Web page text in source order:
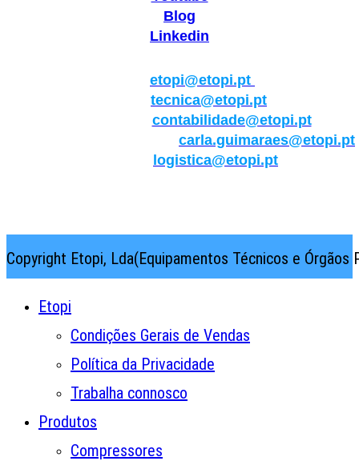
Blog
Linkedin
etopi@etopi.pt
tecnica@etopi.pt
contabilidade@etopi.pt
carla.guimaraes@etopi.pt
logistica@etopi.pt
Copyright Etopi, Lda(Equipamentos Técnicos e
Etopi
Condições Gerais de Vendas
Política da Privacidade
Trabalha connosco
Produtos
Compressores